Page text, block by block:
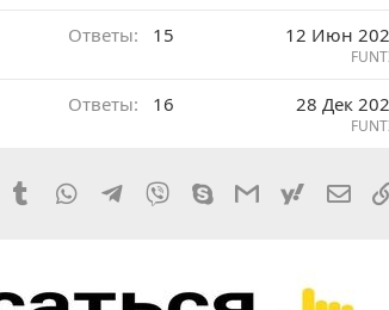
Ответы 15 12 Июн
Ответы 16 28 Дек
PinterestTumblr WhatsAppTelegram
Viber SkypeGmailyahoomail